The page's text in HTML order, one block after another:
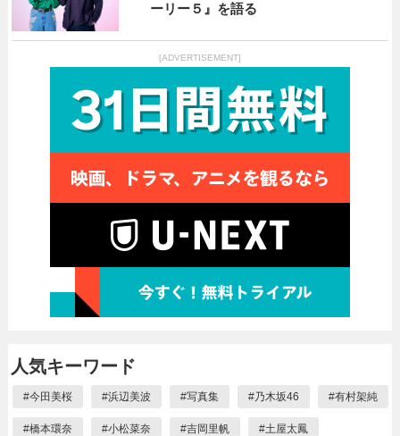
ーリー５』を語る
[ADVERTISEMENT]
人気キーワード
#今田美桜 #浜辺美波 #写真集 #乃木坂46 #有村架純
#橋本環奈 #小松菜奈 #吉岡里帆 #土屋太鳳